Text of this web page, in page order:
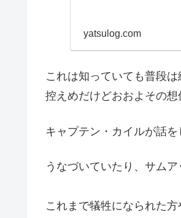
yatsulog.com
これは知っていても普段
控えめだけどおおよその
キャプテン・カイルが話
うなづいていたり、サム
これまで犠牲になられた